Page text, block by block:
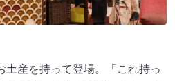
土産を持って登場。「これ持っ